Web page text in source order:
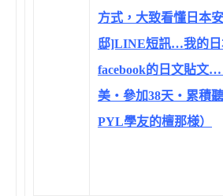
方式，大致看懂日本
邸]LINE短訊…我的日
facebook的日文貼文
美‧參加38天‧累積
PYL學友的檀那様）